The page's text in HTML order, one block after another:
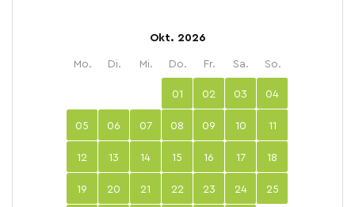
Okt. 2026
Mo. Di. Mi. Do. Fr. Sa. So.
01 02 03 04
05 06 07 08 09 10 11
12 13 14 15 16 17 18
19 20 21 22 23 24 25